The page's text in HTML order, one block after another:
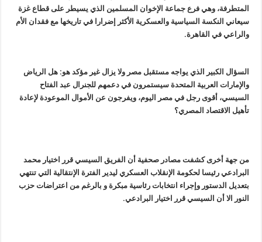
المتطرفة، وهي فرع جماعة الإخوان المسلمين الذي يسيطر على قطاع غزة
سيعاني النكسة السياسية والعسكرية الأكثر إضرارا في تاريخها مع فقدان الأم
والراعي في القاهرة.
السؤال الكبير الذي يواجه مستقبل مصر ولا يزال غير مؤكد هو: هل الرياض
والإمارات العربية المتحدة سيستمرون في دعمهم للجنرال عبد الفتاح
السيسي، أقوى رجل في مصر اليوم، ويفرجون عن الأموال الموعودة لإعادة
تأهيل الاقتصاد المصري؟
من جهة أخرى كشفت مصادر صحفية أن الفريق السيسي قرر اختيار محمد
البرادعي رئيسا لحكومة الإنقلاب العسكري ليدير الفترة الإنتقالية التي تنتهي
بتعديل الدستور وإجراء انتخابات رئاسية مبكرة و بالرغم من اعتراضات حزب
النور الا أن السيسي قرر اختيار البرادعي.